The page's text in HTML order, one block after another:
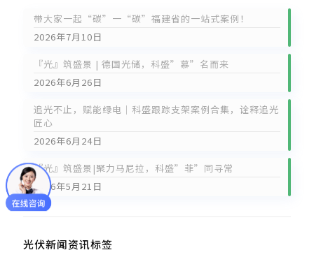
带大家一起“碳”一“碳”福建省的一站式案例！
2026年7月10日
『光』筑盛景 | 德国光储，科盛”慕”名而来
2026年6月26日
追光不止，赋能绿电｜科盛跟踪支架案例合集，诠释追光
匠心
2026年6月24日
『光』筑盛景|聚力马尼拉，科盛”菲”同寻常
2026年5月21日
光伏新闻资讯标签